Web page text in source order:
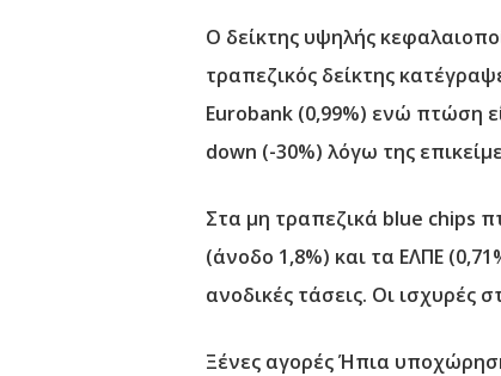
Ο δείκτης υψηλής
τραπεζικός δείκτης
Eurobank (0,99%) ενώ πτώση
down (-30%) λόγω της
Στα μη τραπεζικά blue chips
(άνοδο 1,8%) και τα ΕΛΠΕ
ανοδικές τάσεις. Οι ισχυρές
Ξένες αγορές Ήπια